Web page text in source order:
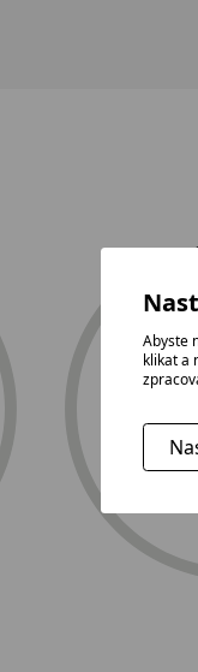
zařízení
Abyste
klikat a